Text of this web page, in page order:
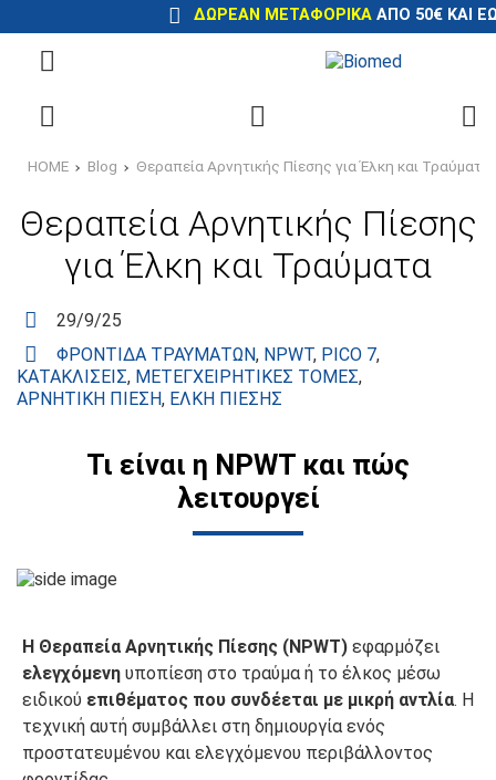
ΔΩΡΕΆΝ ΜΕΤΑΦΟΡΙΚΆΑΠΌ 50€ ΚΑΙ
HOME Blog Θεραπεία Αρνητικής Πίεσης για Έλκη και Τραύματα
Θεραπεία Αρνητικής Πίεσης
για Έλκη και Τραύματα
29/9/25
ΦΡΟΝΤΊΔΑ ΤΡΑΥΜΆΤΩΝ, NPWT, PICO 7,
ΚΑΤΑΚΛΊΣΕΙΣ, ΜΕΤΕΓΧΕΙΡΗΤΙΚΈΣ ΤΟΜΈΣ,
ΑΡΝΗΤΙΚΉ ΠΊΕΣΗ, ΈΛΚΗ ΠΊΕΣΗΣ
Τι είναι η NPWT και πώς
λειτουργεί
Η Θεραπεία Αρνητικής Πίεσης (NPWT) εφαρμόζει
ελεγχόμενη υποπίεση στο τραύμα ή το έλκος μέσω
ειδικού επιθέματος που συνδέεται με μικρή αντλία. Η
τεχνική αυτή συμβάλλει στη δημιουργία ενός
προστατευμένου και ελεγχόμενου περιβάλλοντος